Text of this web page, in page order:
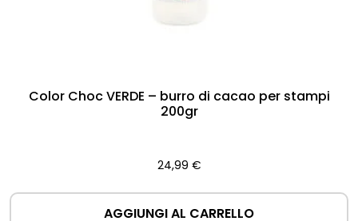
Color Choc VERDE – burro di cacao per stampi
200gr
24,99 €
AGGIUNGI AL CARRELLO